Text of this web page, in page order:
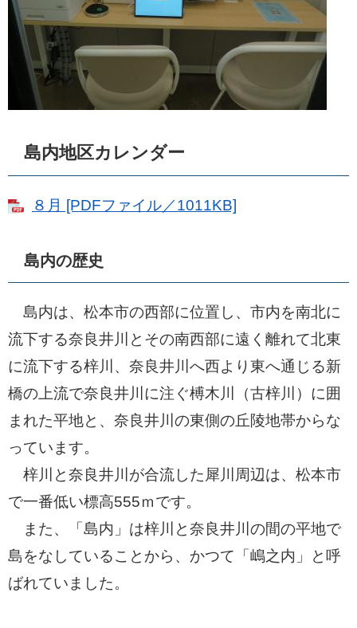
島内地区カレンダー
８月 [PDFファイル／1011KB]
島内の歴史
島内は、松本市の西部に位置し、市内を南北に
流下する奈良井川とその南西部に遠く離れて北東
に流下する梓川、奈良井川へ西より東へ通じる新
橋の上流で奈良井川に注ぐ榑木川（古梓川）に囲
まれた平地と、奈良井川の東側の丘陵地帯からな
っています。
梓川と奈良井川が合流した犀川周辺は、松本市
で一番低い標高555ｍです。
また、「島内」は梓川と奈良井川の間の平地で
島をなしていることから、かつて「嶋之内」と呼
ばれていました。